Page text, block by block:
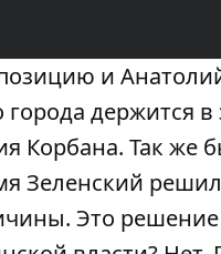
и
держится
Корбана. Так же
Зеленский
Это решение